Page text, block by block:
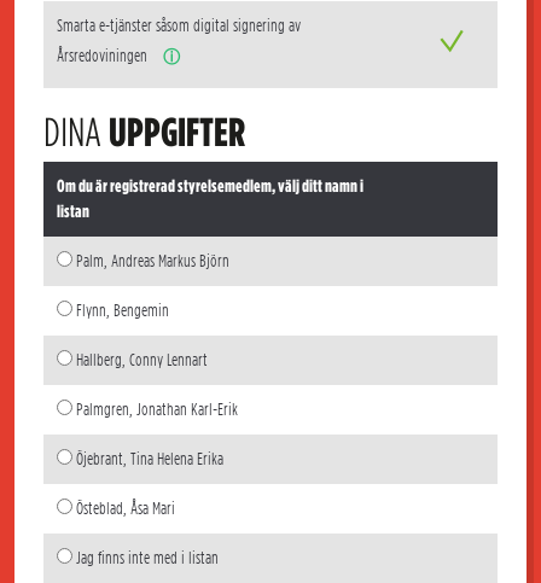
Smarta e-tjänster såsom digital signering av
Årsredoviningen
ⓘ
DINA UPPGIFTER
Om du är registrerad styrelsemedlem, välj ditt namn i
listan
Palm, Andreas Markus Björn
Flynn, Bengemin
Hallberg, Conny Lennart
Palmgren, Jonathan Karl-Erik
Öjebrant, Tina Helena Erika
Östeblad, Åsa Mari
Jag finns inte med i listan